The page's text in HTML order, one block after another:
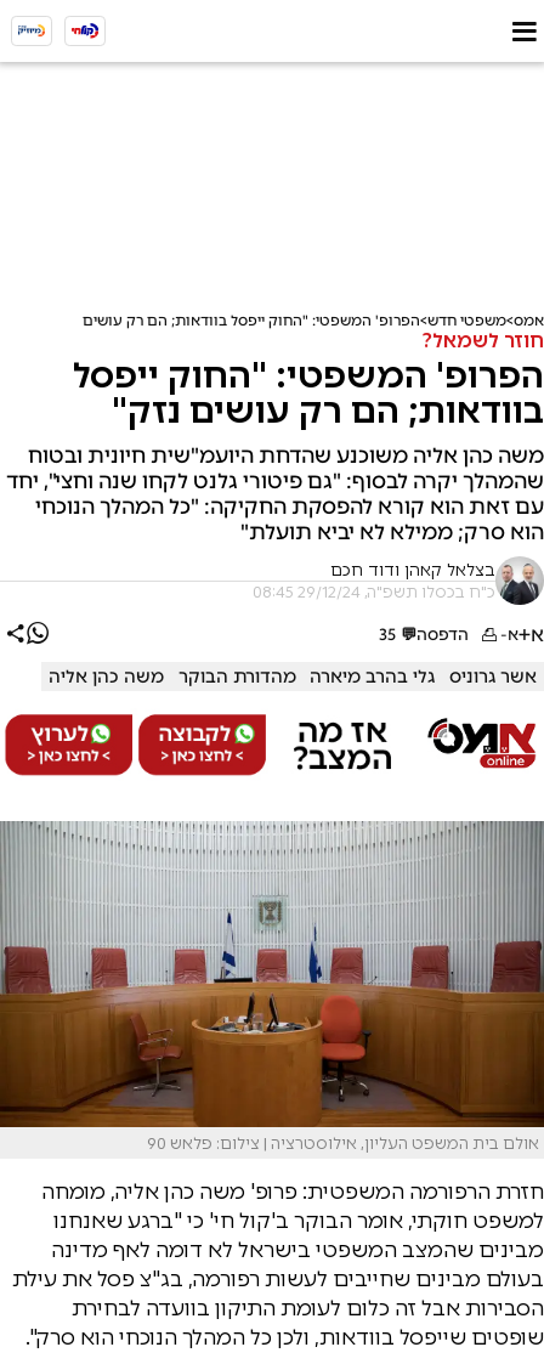
אמס משפטי חדש הפרופ' המשפטי: "החוק ייפסל בוודאות; הם רק עושים נזק"
חוזר לשמאל?
הפרופ' המשפטי: "החוק ייפסל
בוודאות; הם רק עושים נזק"
משה כהן אליה משוכנע שהדחת היועמ"שית חיונית ובטוח
שהמהלך יקרה לבסוף: "גם פיטורי גלנט לקחו שנה וחצי", יחד
עם זאת הוא קורא להפסקת החקיקה: "כל המהלך הנוכחי
הוא סרק; ממילא לא יביא תועלת"
בצלאל קאהן ודוד חכם
כ"ח בכסלו תשפ"ה, 29/12/24 08:45
א+א- הדפסה💬
35
אשר גרוניס גלי בהרב מיארה מהדורת הבוקר משה כהן אליה
אולם בית המשפט העליון, אילוסטרציה | צילום: פלאש 90
חזרת הרפורמה המשפטית: פרופ' משה כהן אליה, מומחה
למשפט חוקתי, אומר הבוקר ב'קול חי' כי "ברגע שאנחנו
מבינים שהמצב המשפטי בישראל לא דומה לאף מדינה
בעולם מבינים שחייבים לעשות רפורמה, בג"צ פסל את עילת
הסבירות אבל זה כלום לעומת התיקון בוועדה לבחירת
שופטים שייפסל בוודאות, ולכן כל המהלך הנוכחי הוא סרק".